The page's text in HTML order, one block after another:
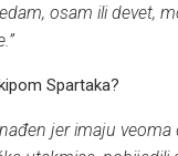
osam ili devet,
Spartaka?
jer imaju veoma